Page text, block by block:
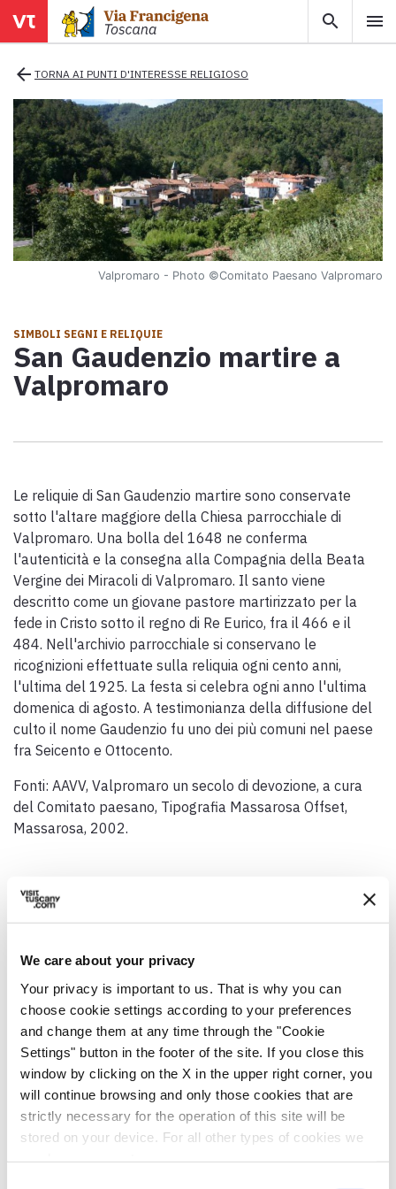
We care about your privacy
Your privacy is important to us. That is why you can
choose cookie settings according to your preferences
and change them at any time through the "Cookie
Settings" button in the footer of the site. If you close this
window by clicking on the X in the upper right corner, you
will continue browsing and only those cookies that are
strictly necessary for the operation of this site will be
stored on your device. For all other types of cookies we
search menu
Territori
Tappe
Info utili
Mappa
Toscana.
Ebook
la Via Francigena Toscana.
ITALIANO keyboard_arrow_up
menu close
arrow_back TORNA AI PUNTI D'INTERESSE RELIGIOSO
Valpromaro - Photo ©Comitato Paesano Valpromaro
SIMBOLI SEGNI E RELIQUIE
San Gaudenzio martire a
Valpromaro
Le reliquie di San Gaudenzio martire sono conservate
sotto l'altare maggiore della Chiesa parrocchiale di
Valpromaro. Una bolla del 1648 ne conferma
l'autenticità e la consegna alla Compagnia della Beata
Vergine dei Miracoli di Valpromaro. Il santo viene
descritto come un giovane pastore martirizzato per la
fede in Cristo sotto il regno di Re Eurico, fra il 466 e il
484. Nell'archivio parrocchiale si conservano le
ricognizioni effettuate sulla reliquia ogni cento anni,
l'ultima del 1925. La festa si celebra ogni anno l'ultima
domenica di agosto. A testimonianza della diffusione del
culto il nome Gaudenzio fu uno dei più comuni nel paese
fra Seicento e Ottocento.
Fonti: AAVV, Valpromaro un secolo di devozione, a cura
del Comitato paesano, Tipografia Massarosa Offset,
Massarosa, 2002.
Dati generali
Indirizzo
Via Vecchia Provinciale, Valpromaro LU, Italia
Comune
Camaiore (LU)
Coordinate GPS
43.9013616,10.37875120000001
Referente